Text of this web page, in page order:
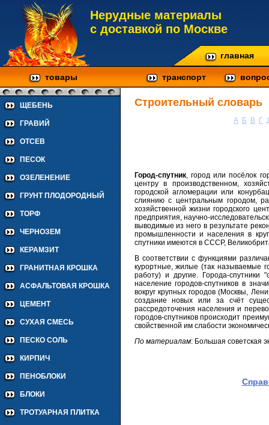
Нерудные материалы
с доставкой по Москве
главная
товары транспорт
ЩЕБЕНЬ
ГРАВИЙ
ОТСЕВ
ПЕСОК
ОЗЕЛЕНЕНИЕ
ГРУНТ ПЛОДОРОДНЫЙ
ТОРФ
ЧЕРНОЗЕМ
КЕРАМЗИТ
ГРАНИТНАЯ КРОШКА
АСФАЛЬТОВАЯ КРОШКА
ЦЕМЕНТ
СУХАЯ СМЕСЬ
ПЕСКО СОЛЬ
КИРПИЧ
ПЕНОБЛОКИ
БЛОКИ
ТРОТУАРНАЯ ПЛИТКА
Строительный словарь
А Б В Г
Город-спутник, город или посёлок
центру в производственном,
городской агломерации или
слиянию с центральным городом,
хозяйственной жизни городского
предприятия, научно-
выводимые из него в результате
промышленности и населения в
спутники имеются в СССР,
В соответствии с функциями
курортные, жилые (так называемые
работу) и другие. Города-спутники
население городов-спутников в
вокруг крупных городов (Москвы,
создание новых или за счёт
рассредоточения населения и
городов-спутников происходит
свойственной им слабости
По материалам: Большая советская